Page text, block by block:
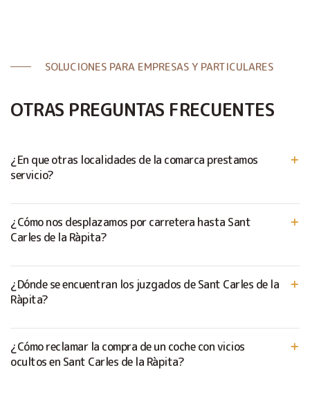
SOLUCIONES PARA EMPRESAS Y PARTICULARES
OTRAS PREGUNTAS FRECUENTES
¿En que otras localidades de la comarca prestamos
servicio?
¿Cómo nos desplazamos por carretera hasta Sant
Carles de la Ràpita?
¿Dónde se encuentran los juzgados de Sant Carles de la
Ràpita?
¿Cómo reclamar la compra de un coche con vicios
ocultos en Sant Carles de la Ràpita?